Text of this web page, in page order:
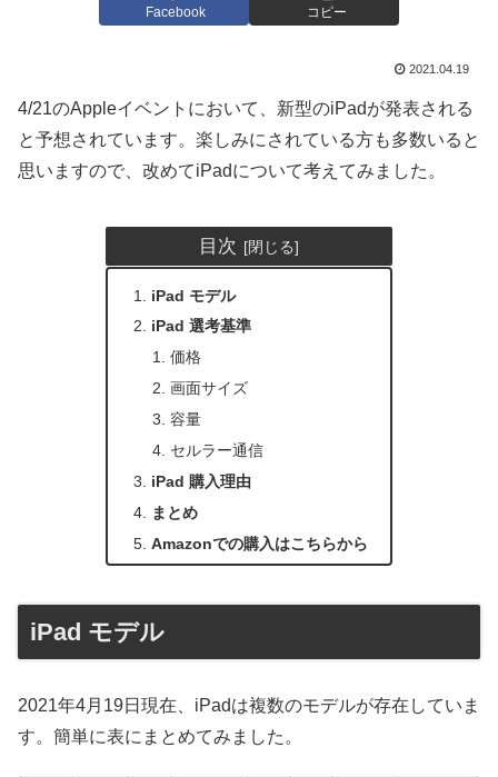
Facebook コピー
2021.04.19
4/21のAppleイベントにおいて、新型のiPadが発表される
と予想されています。楽しみにされている方も多数いると
思いますので、改めてiPadについて考えてみました。
目次
iPad モデル
iPad 選考基準
価格
画面サイズ
容量
セルラー通信
iPad 購入理由
まとめ
Amazonでの購入はこちらから
iPad モデル
2021年4月19日現在、iPadは複数のモデルが存在していま
す。簡単に表にまとめてみました。